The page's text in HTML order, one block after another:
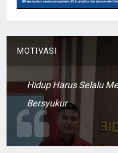
MOTIVASI
Hidup Harus Selalu
Bersyukur